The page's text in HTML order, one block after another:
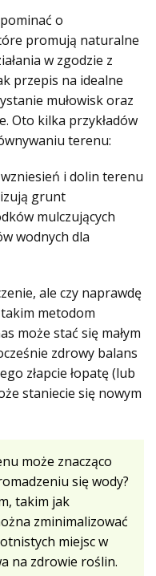
o
promują naturalne
w zgodzie z
przepis na idealne
mułowisk oraz
Oto kilka przykładów
terenu:
i dolin terenu
grunt
mulczujących
wodnych dla
ale czy naprawdę
metodom
może stać się małym
zdrowy balans
złapcie łopatę (lub
staniecie się nowym
może znacząco
się wody?
takim jak
zminimalizować
miejsc w
na zdrowie roślin.